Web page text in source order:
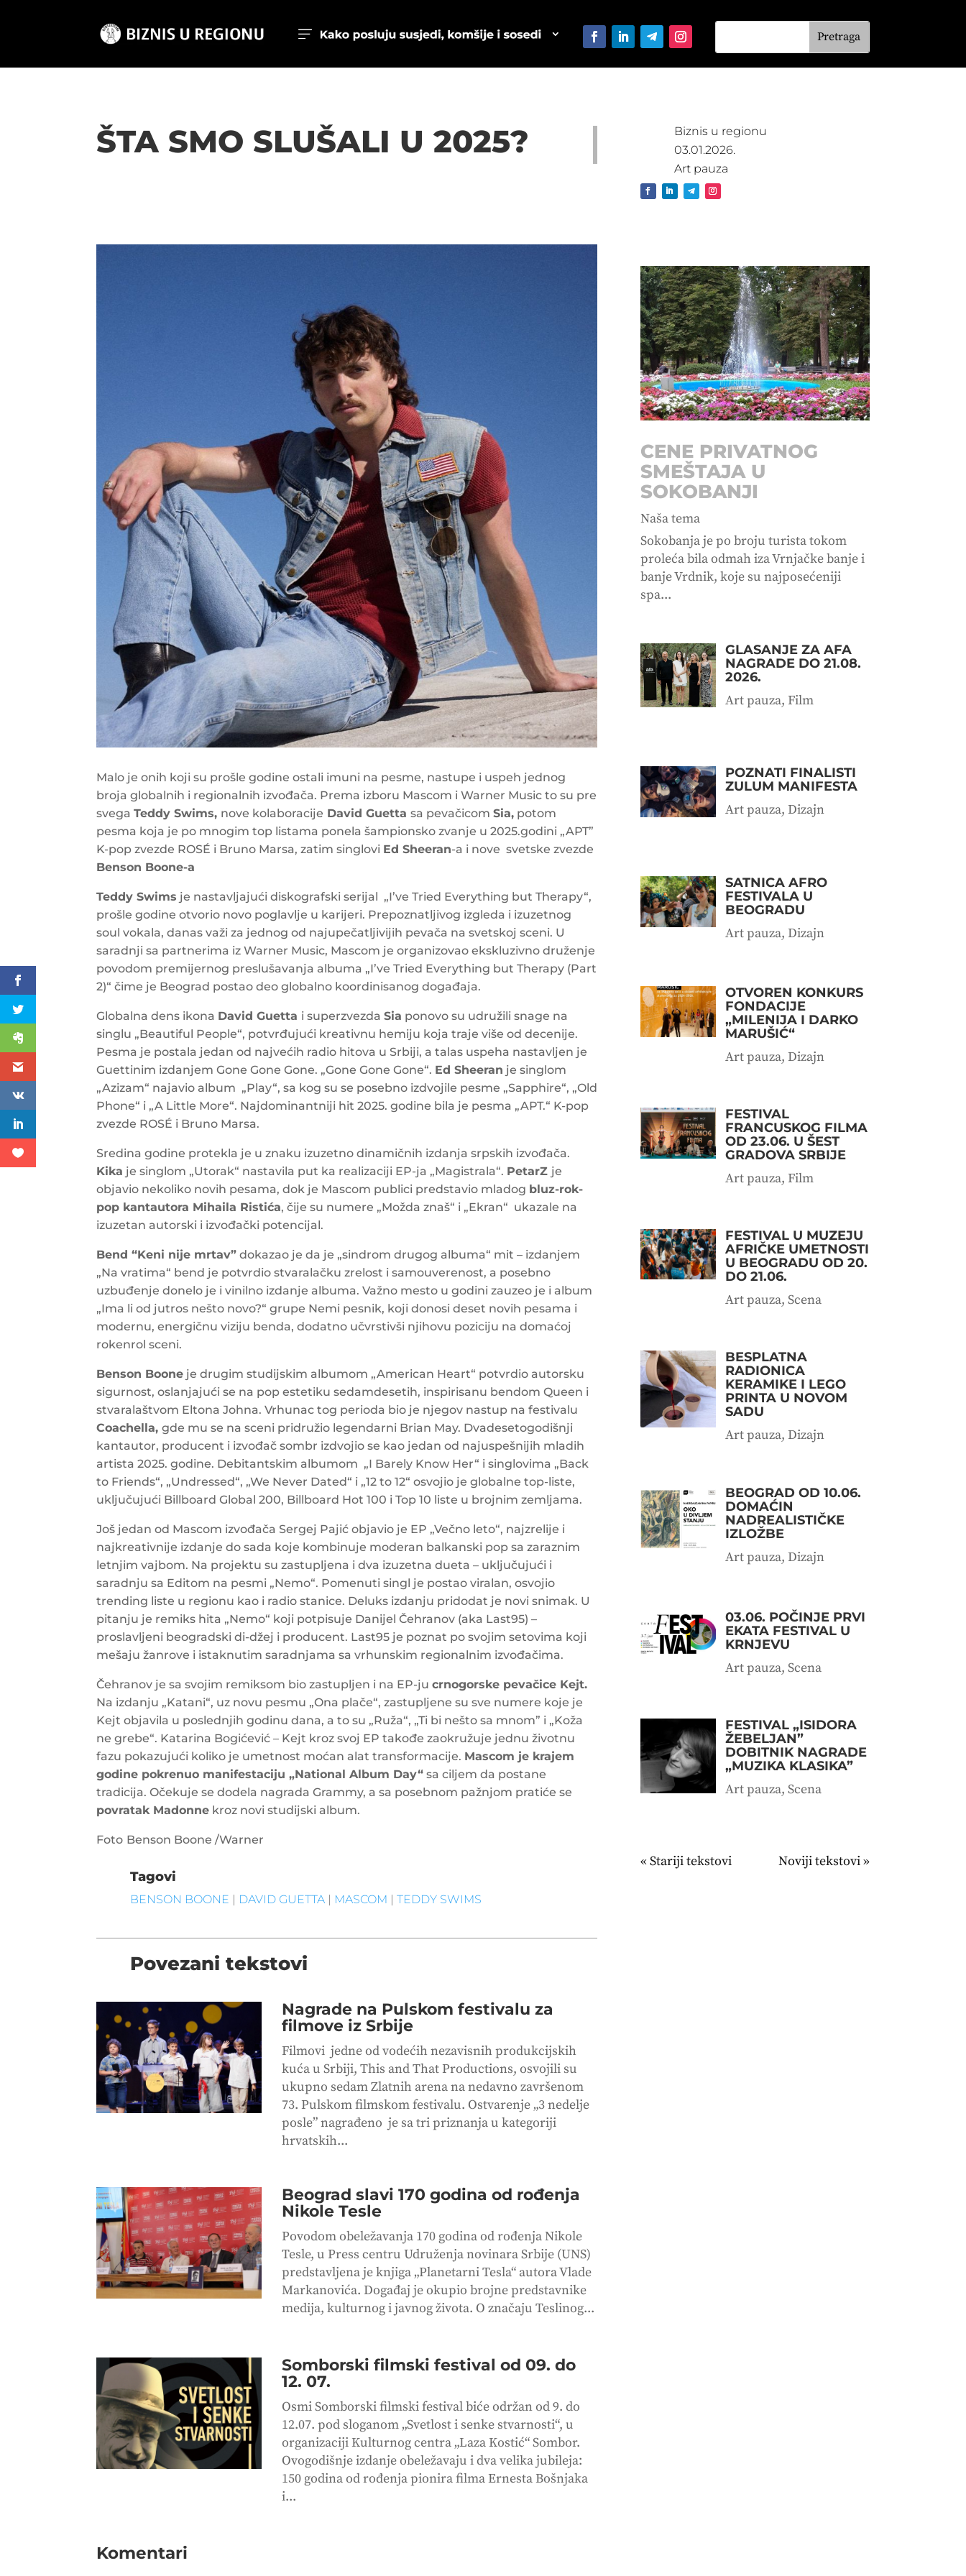
ŠTA SMO SLUŠALI U 2025?
Biznis u regionu
03.01.2026.
Art pauza
Malo je onih koji su prošle godine ostali imuni na pesme, nastupe i uspeh jednog
broja globalnih i regionalnih izvođača. Prema izboru Mascom i Warner Music to su pre
svegaTeddy Swims, nove kolaboracije David Guettasa pevačicomSia, potom
pesma koja je po mnogim top listama ponela šampionsko zvanje u 2025.godini „APT”
K-pop zvezde ROSÉ i Bruno Marsa, zatim singlovi Ed Sheeran-a i nove svetske zvezde
Benson Boone-a
Teddy Swims je nastavljajući diskografski serijal „I’ve Tried Everything but Therapy“,
prošle godine otvorio novo poglavlje u karijeri. Prepoznatljivog izgleda i izuzetnog
soul vokala, danas važi za jednog od najupečatljivijih pevača na svetskoj sceni. U
saradnji sa partnerima iz Warner Music, Mascom je organizovao ekskluzivno druženje
povodom premijernog preslušavanja albuma „I’ve Tried Everything but Therapy (Part
2)“ čime je Beograd postao deo globalno koordinisanog događaja.
Globalna dens ikona David Guetta i superzvezdaSia ponovo su udružili snage na
singlu „Beautiful People“, potvrđujući kreativnu hemiju koja traje više od decenije.
Pesma je postala jedan od najvećih radio hitova u Srbiji, a talas uspeha nastavljen je
Guettinim izdanjem Gone Gone Gone. „Gone Gone Gone“. Ed Sheeran je singlom
„Azizam“ najavio album „Play“, sa kog su se posebno izdvojile pesme „Sapphire“, „Old
Phone“ i „A Little More“. Najdominantniji hit 2025. godine bila je pesma „APT.“ K-pop
zvezde ROSÉ i Bruno Marsa.
Sredina godine protekla je u znaku izuzetno dinamičnih izdanja srpskih izvođača.
Kika je singlom „Utorak“ nastavila put ka realizaciji EP-ja „Magistrala“. PetarZ je
objavio nekoliko novih pesama, dok je Mascom publici predstavio mladog bluz-rok-
pop kantautora Mihaila Ristića, čije su numere „Možda znaš“ i „Ekran“ ukazale na
izuzetan autorski i izvođački potencijal.
Bend “Keni nije mrtav” dokazao je da je „sindrom drugog albuma“ mit – izdanjem
„Na vratima“ bend je potvrdio stvaralačku zrelost i samouverenost, a posebno
uzbuđenje donelo je i vinilno izdanje albuma. Važno mesto u godini zauzeo je i album
„Ima li od jutros nešto novo?“ grupe Nemi pesnik, koji donosi deset novih pesama i
modernu, energičnu viziju benda, dodatno učvrstivši njihovu poziciju na domaćoj
rokenrol sceni.
Benson Boone je drugim studijskim albumom „American Heart“ potvrdio autorsku
sigurnost, oslanjajući se na pop estetiku sedamdesetih, inspirisanu bendom Queen i
stvaralaštvom Eltona Johna. Vrhunac tog perioda bio je njegov nastup na festivalu
Coachella,gde mu se na sceni pridružio legendarni Brian May. Dvadesetogodišnji
kantautor, producent i izvođač sombr izdvojio se kao jedan od najuspešnijih mladih
artista 2025. godine. Debitantskim albumom „I Barely Know Her“ i singlovima „Back
to Friends“, „Undressed“, „We Never Dated“ i „12 to 12“ osvojio je globalne top-liste,
uključujući Billboard Global 200, Billboard Hot 100 i Top 10 liste u brojnim zemljama.
Još jedan od Mascom izvođača Sergej Pajić objavio je EP „Večno leto“, najzrelije i
najkreativnije izdanje do sada koje kombinuje moderan balkanski pop sa zaraznim
letnjim vajbom. Na projektu su zastupljena i dva izuzetna dueta – uključujući i
saradnju sa Editom na pesmi „Nemo“. Pomenuti singl je postao viralan, osvojio
trending liste u regionu kao i radio stanice. Deluks izdanju pridodat je novi snimak. U
pitanju je remiks hita „Nemo“ koji potpisuje Danijel Čehranov (aka Last95) –
proslavljeni beogradski di-džej i producent. Last95 je poznat po svojim setovima koji
mešaju žanrove i istaknutim saradnjama sa vrhunskim regionalnim izvođačima.
Čehranov je sa svojim remiksom bio zastupljen i na EP-jucrnogorske pevačice Kejt.
Na izdanju „Katani“, uz novu pesmu „Ona plače“, zastupljene su sve numere koje je
Kejt objavila u poslednjih godinu dana, a to su „Ruža“, „Ti bi nešto sa mnom” i „Koža
ne grebe“. Katarina Bogićević – Kejt kroz svoj EP takođe zaokružuje jednu životnu
fazu pokazujući koliko je umetnost moćan alat transformacije. Mascom je krajem
godine pokrenuo manifestaciju „National Album Day“ sa ciljem da postane
tradicija. Očekuje se dodela nagrada Grammy, a sa posebnom pažnjom pratiće se
povratak Madonne kroz novi studijski album.
Foto Benson Boone /Warner
Tagovi
BENSON BOONE | DAVID GUETTA | MASCOM |TEDDY SWIMS
Povezani tekstovi
Nagrade na Pulskom festivalu za
filmove iz Srbije
Filmovi jedne od vodećih nezavisnih produkcijskih
kuća u Srbiji, This and That Productions, osvojili su
ukupno sedam Zlatnih arena na nedavno završenom
73. Pulskom filmskom festivalu. Ostvarenje „3 nedelje
posle” nagrađeno je sa tri priznanja u kategoriji
hrvatskih...
Beograd slavi 170 godina od rođenja
Nikole Tesle
Povodom obeležavanja 170 godina od rođenja Nikole
Tesle, u Press centru Udruženja novinara Srbije (UNS)
predstavljena je knjiga „Planetarni Tesla“ autora Vlade
Markanovića. Događaj je okupio brojne predstavnike
medija, kulturnog i javnog života. O značaju Teslinog...
Somborski filmski festival od 09. do
12. 07.
Osmi Somborski filmski festival biće održan od 9. do
12.07. pod sloganom „Svetlost i senke stvarnosti“, u
organizaciji Kulturnog centra „Laza Kostić“ Sombor.
Ovogodišnje izdanje obeležavaju i dva velika jubileja:
150 godina od rođenja pionira filma Ernesta Bošnjaka
i...
Komentari
CENE PRIVATNOG
SMEŠTAJA U
SOKOBANJI
Naša tema
Sokobanja je po broju turista tokom
proleća bila odmah iza Vrnjačke banje i
banje Vrdnik, koje su najposećeniji
spa...
GLASANJE ZA AFA
NAGRADE DO 21.08.
2026.
Art pauza, Film
POZNATI FINALISTI
ZULUM MANIFESTA
Art pauza, Dizajn
SATNICA AFRO
FESTIVALA U
BEOGRADU
Art pauza, Dizajn
OTVOREN KONKURS
FONDACIJE
„MILENIJA I DARKO
MARUŠIĆ“
Art pauza, Dizajn
FESTIVAL
FRANCUSKOG FILMA
OD 23.06. U ŠEST
GRADOVA SRBIJE
Art pauza, Film
FESTIVAL U MUZEJU
AFRIČKE UMETNOSTI
U BEOGRADU OD 20.
DO 21.06.
Art pauza, Scena
BESPLATNA
RADIONICA
KERAMIKE I LEGO
PRINTA U NOVOM
SADU
Art pauza, Dizajn
BEOGRAD OD 10.06.
DOMAĆIN
NADREALISTIČKE
IZLOŽBE
Art pauza, Dizajn
03.06. POČINJE PRVI
EKATA FESTIVAL U
KRNJEVU
Art pauza, Scena
FESTIVAL „ISIDORA
ŽEBELJAN”
DOBITNIK NAGRADE
„MUZIKA KLASIKA”
Art pauza, Scena
« Stariji unosi Sledeći unosi »